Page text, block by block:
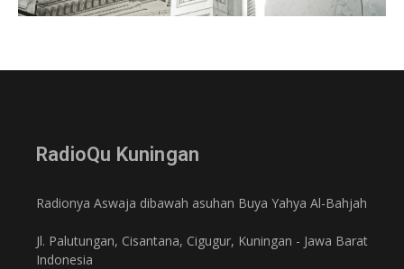
RadioQu Kuningan
Radionya Aswaja dibawah asuhan Buya Yahya Al-Bahjah
Jl. Palutungan, Cisantana, Cigugur, Kuningan - Jawa Barat
Indonesia